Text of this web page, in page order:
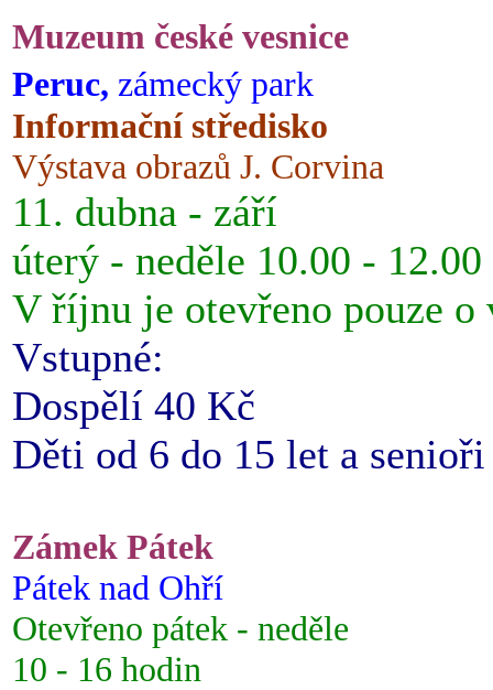
Muzeum české vesnice
Peruc, zámecký park
Informační středisko
Výstava obrazů J. Corvina
11. dubna - září
úterý - neděle 10.00 -
V říjnu je otevřeno pouze o
Vstupné:
Dospělí 40 Kč
Děti od 6 do 15 let a
Zámek Pátek
Pátek nad Ohří
Otevřeno pátek - neděle
10 - 16 hodin